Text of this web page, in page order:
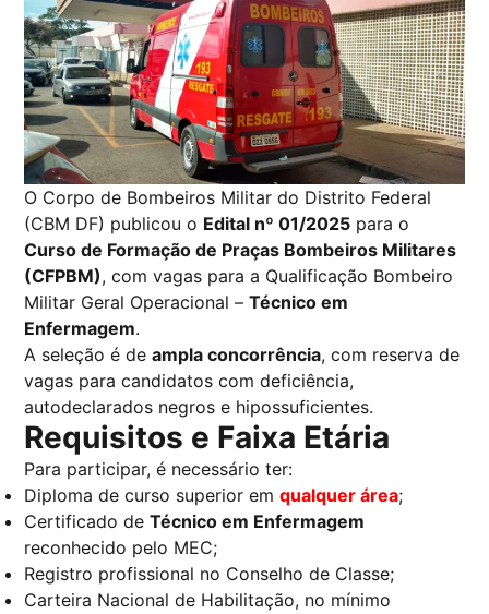
O Corpo de Bombeiros Militar do Distrito Federal
(CBM DF) publicou o Edital nº 01/2025 para o
Curso de Formação de Praças Bombeiros Militares
(CFPBM), com vagas para a Qualificação Bombeiro
Militar Geral Operacional –Técnico em
Enfermagem.
A seleção é deampla concorrência, com reserva de
vagas para candidatos com deficiência,
autodeclarados negros e hipossuficientes.
Requisitos e Faixa Etária
Para participar, é necessário ter:
Diploma de curso superior emqualquer área;
Certificado deTécnico em Enfermagem
reconhecido pelo MEC;
Registro profissional no Conselho de Classe;
Carteira Nacional de Habilitação, no mínimo